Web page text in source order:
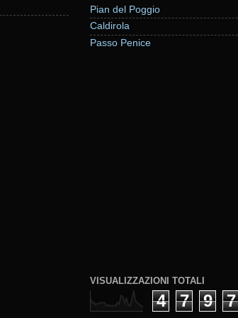
Pian del Poggio
Caldirola
Passo Penice
VISUALIZZAZIONI TOTALI
4 7 9 7